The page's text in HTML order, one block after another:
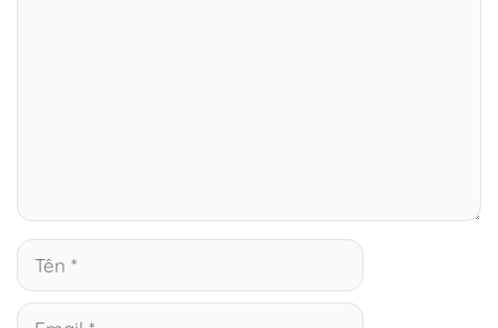
Tên
Email